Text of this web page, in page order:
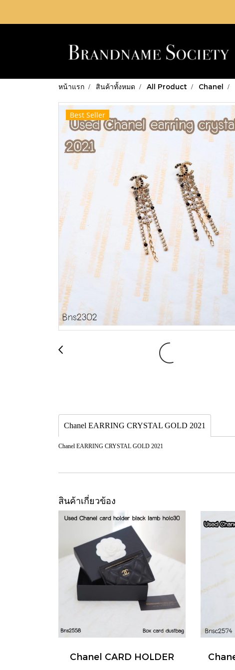
หน้าแรก สินค้าทั้งหมด All Product Chanel
Best Seller
Chanel EARRING CRYSTAL GOLD 2021
Chanel EARRING CRYSTAL GOLD 2021
สินค้าเกี่ยวข้อง
Chanel CARD HOLDER